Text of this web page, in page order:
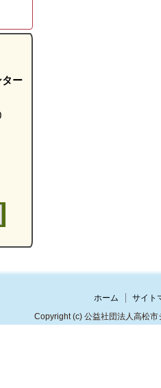
ター
ホーム
サイト
Copyright(c) 公益社団法人高松市